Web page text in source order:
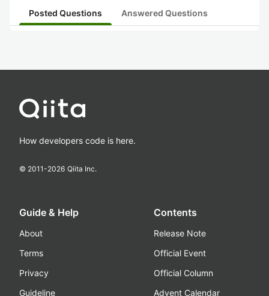
Posted Questions Answered Questions
How developers code is here.
© 2011-2026 Qiita Inc.
Guide & Help
About
Terms
Privacy
Guideline
Contents
Release Note
Official Event
Official Column
Advent Calendar